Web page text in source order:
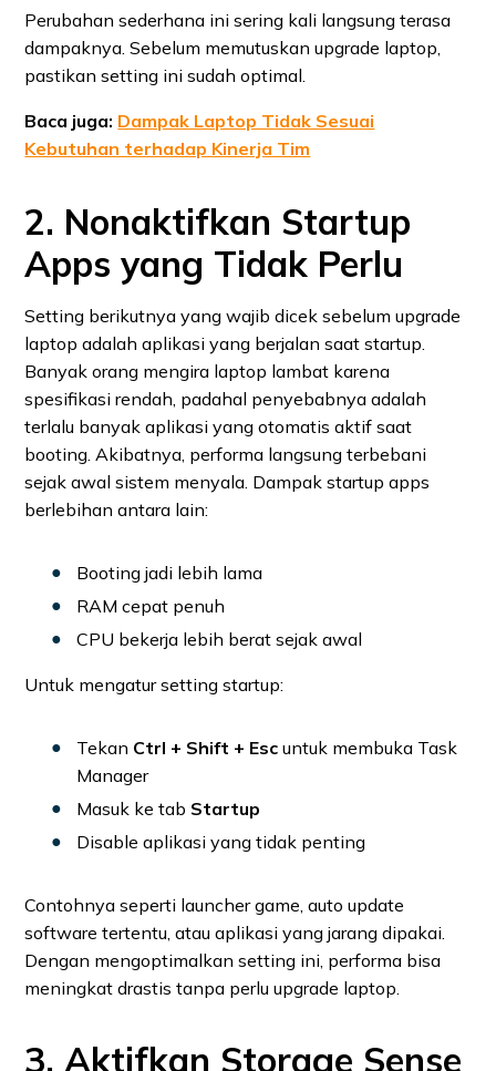
Perubahan sederhana ini sering kali langsung terasa
dampaknya. Sebelum memutuskan upgrade laptop,
pastikan setting ini sudah optimal.
Baca juga: Dampak Laptop Tidak Sesuai
Kebutuhan terhadap Kinerja Tim
2. Nonaktifkan Startup
Apps yang Tidak Perlu
Setting berikutnya yang wajib dicek sebelum upgrade
laptop adalah aplikasi yang berjalan saat startup.
Banyak orang mengira laptop lambat karena
spesifikasi rendah, padahal penyebabnya adalah
terlalu banyak aplikasi yang otomatis aktif saat
booting. Akibatnya, performa langsung terbebani
sejak awal sistem menyala. Dampak startup apps
berlebihan antara lain:
Booting jadi lebih lama
RAM cepat penuh
CPU bekerja lebih berat sejak awal
Untuk mengatur setting startup:
Tekan Ctrl + Shift + Esc untuk membuka Task
Manager
Masuk ke tab Startup
Disable aplikasi yang tidak penting
Contohnya seperti launcher game, auto update
software tertentu, atau aplikasi yang jarang dipakai.
Dengan mengoptimalkan setting ini, performa bisa
meningkat drastis tanpa perlu upgrade laptop.
3. Aktifkan Storage Sense